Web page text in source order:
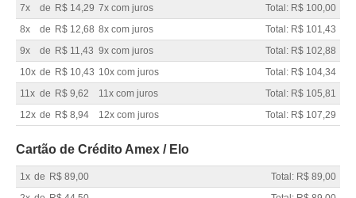
7x
de R$ 14,29 7x com juros
Total: R$ 100,00
8x
de R$ 12,68 8x com juros
Total: R$ 101,43
9x
de R$ 11,43 9x com juros
Total: R$ 102,88
10x de R$ 10,43 10x com juros
Total: R$ 104,34
11x de R$ 9,62 11x com juros
Total: R$ 105,81
12x de R$ 8,94 12x com juros Total: R$ 107,29
Cartão de Crédito Amex / Elo
1x de R$ 89,00
Total: R$ 89,00